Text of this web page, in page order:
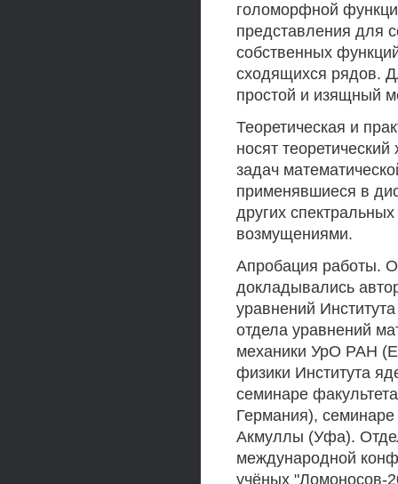
голоморфной
представления для
собственных
сходящихся рядов.
простой и изящный
Теоретическая и
носят
задач
применявшиеся в
других
возмущениями.
Апробация работы.
докладывались
уравнений
отдела уравнений
механики УрО РАН
физики Института
семинаре
Германия),
Акмуллы (Уфа).
международной
учёных "Ломоносов-